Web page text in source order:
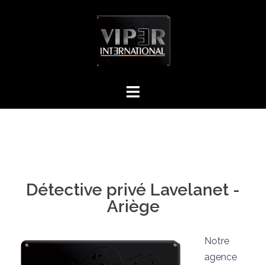
Détective privé Lavelanet -
Ariège
Notre
agence